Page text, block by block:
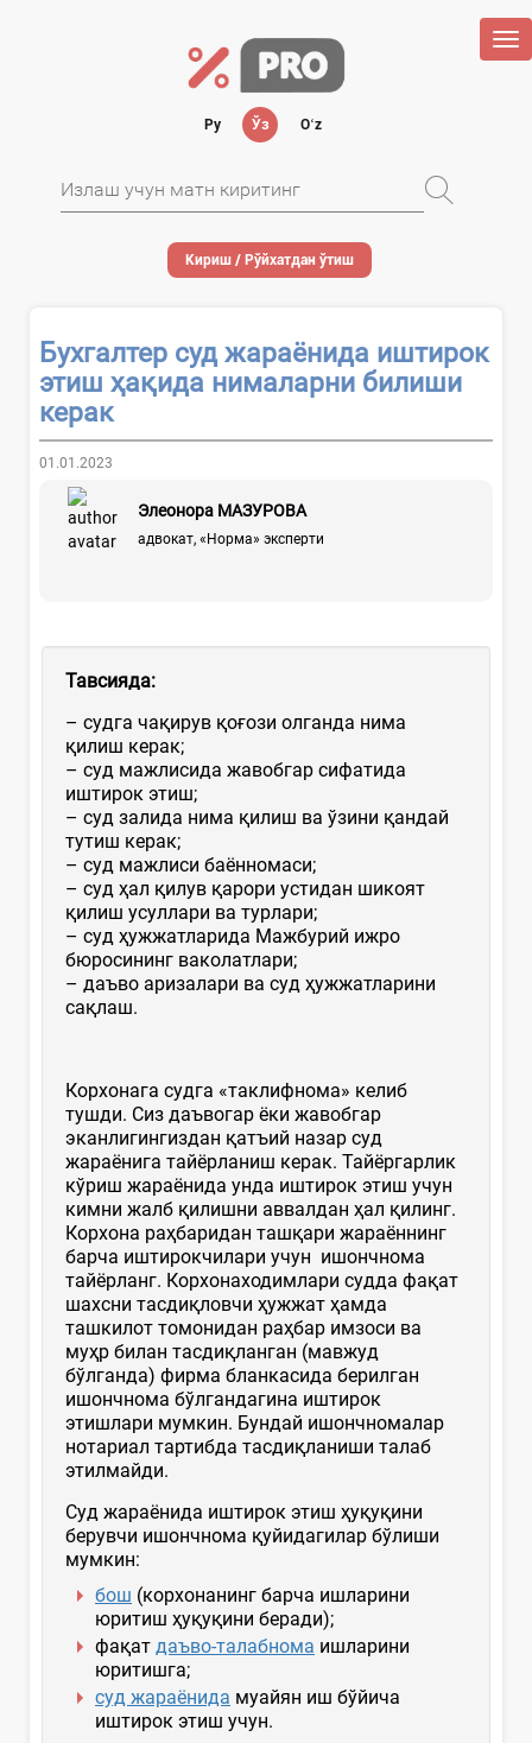
Ру Ўз Oʻz
Кириш / Рўйхатдан ўтиш
Бухгалтер суд жараёнида иштирок
этиш ҳақида нималарни билиши
керак
01.01.2023
Элеонора МАЗУРОВА
адвокат, «Норма» эксперти
Тавсияда:
– судга чақирув қоғози олганда нима
қилиш керак;
– суд мажлисида жавобгар сифатида
иштирок этиш;
– суд залида нима қилиш ва ўзини қандай
тутиш керак;
– суд мажлиси баённомаси;
– суд ҳал қилув қарори устидан шикоят
қилиш усуллари ва турлари;
– суд ҳужжатларида Мажбурий ижро
бюросининг ваколатлари;
– даъво аризалари ва суд ҳужжатларини
сақлаш.
Корхонага судга «таклифнома» келиб
тушди. Сиз даъвогар ёки жавобгар
эканлигингиздан қатъий назар суд
жараёнига тайёрланиш керак. Тайёргарлик
кўриш жараёнида унда иштирок этиш учун
кимни жалб қилишни аввалдан ҳал қилинг.
Корхона раҳбаридан ташқари жараённинг
барча иштирокчилари учун ишончнома
тайёрланг. Корхонаходимлари судда фақат
шахсни тасдиқловчи ҳужжат ҳамда
ташкилот томонидан раҳбар имзоси ва
муҳр билан тасдиқланган (мавжуд
бўлганда) фирма бланкасида берилган
ишончнома бўлгандагина иштирок
этишлари мумкин. Бундай ишончномалар
нотариал тартибда тасдиқланиши талаб
этилмайди.
Суд жараёнида иштирок этиш ҳуқуқини
берувчи ишончнома қуйидагилар бўлиши
мумкин:
бош (корхонанинг барча ишларини
юритиш ҳуқуқини беради);
фақат даъво-талабнома ишларини
юритишга;
суд жараёнида муайян иш бўйича
иштирок этиш учун.